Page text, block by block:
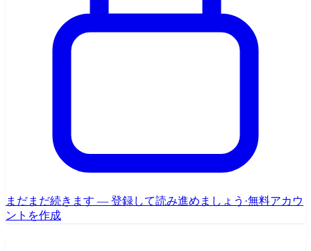
まだまだ続きます — 登録して読み進めましょう ·無料アカウ
ントを作成